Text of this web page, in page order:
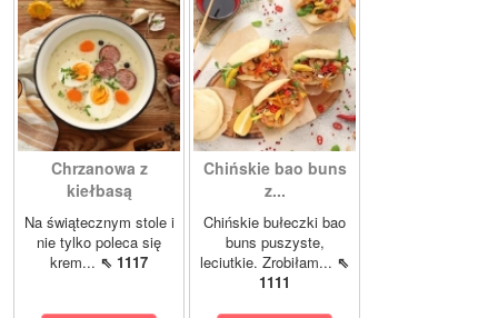
Chrzanowa z
kiełbasą
Na świątecznym stole i
nie tylko poleca się
krem... ⇖ 1117
Chińskie bao buns
z...
Chińskie bułeczki bao
buns puszyste,
leciutkie. Zrobiłam... ⇖
1111